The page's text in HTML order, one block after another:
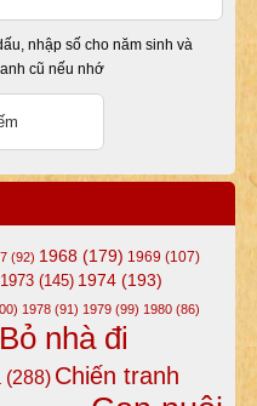
nhập số cho năm sinh và
cũ nếu nhớ
(92) 1968(179) 1969 (107)
1973(145) 1974(193)
1978(91) 1979(99) 1980(86)
Bỏ nhà đi
(288) Chiến tranh